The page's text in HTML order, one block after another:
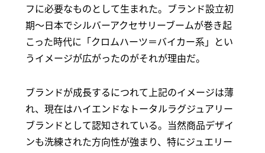
フに必要なものとして生まれた。ブランド設立初
期～日本でシルバーアクセサリーブームが巻き起
こった時代に「クロムハーツ＝バイカー系」とい
うイメージが広がったのがそれが理由だ。
ブランドが成長するにつれて上記のイメージは薄
れ、現在はハイエンドなトータルラグジュアリー
ブランドとして認知されている。当然商品デザイ
ンも洗練された方向性が強まり、特にジュエリー